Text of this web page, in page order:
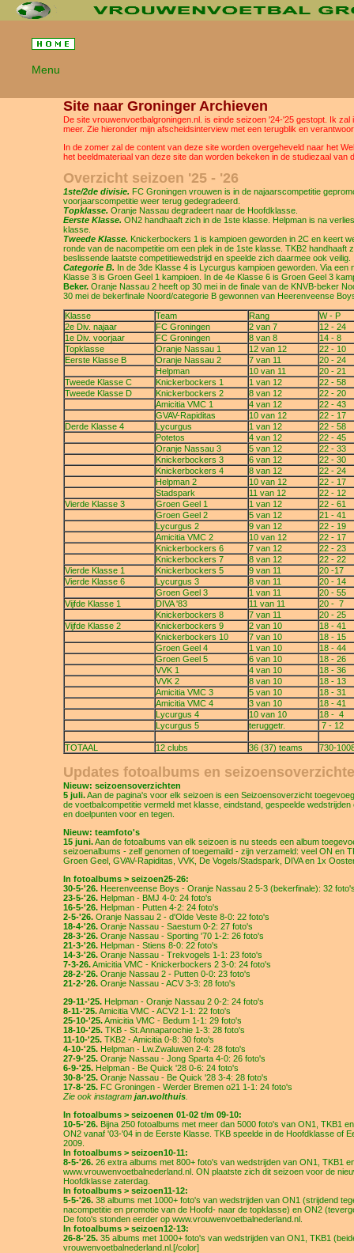
Menu
Site naar Groninger Archieven
De site vrouwenvoetbalgroningen.nl. is einde seizoen '24-'25 gestopt. Ik
meer. Zie hieronder mijn afscheidsinterview met een terugblik en
In de zomer zal de content van deze site worden overgeheveld naar het
het beeldmateriaal van deze site dan worden bekeken in de studiezaal van
Overzicht seizoen '25 - '26
1ste/2de divisie. FC Groningen vrouwen is in de najaarscompetitie
voorjaarscompetitie weer terug gedegradeerd.
Topklasse. Oranje Nassau degradeert naar de Hoofdklasse.
Eerste Klasse. ON2 handhaaft zich in de 1ste klasse. Helpman is na
klasse.
Tweede Klasse. Knickerbockers 1 is kampioen geworden in 2C en keert
ronde van de nacompetitie om een plek in de 1ste klasse. TKB2 handhaaft
beslissende laatste competitiewedstrijd en speelde zich daarmee ook veilig.
Categorie B. In de 3de Klasse 4 is Lycurgus kampioen geworden. Via
Klasse 3 is Groen Geel 1 kampioen. In de 4e Klasse 6 is Groen Geel 3
Beker. Oranje Nassau 2 heeft op 30 mei in de finale van de KNVB-beker
30 mei de bekerfinale Noord/categorie B gewonnen van Heerenveense
Klasse Team Rang
W - P
2e Div. najaar
FC Groningen 2 van 7
12 - 24
1e Div. voorjaar
FC Groningen 8 van 8
14 - 8
Topklasse
Oranje Nassau 1 12 van 12
22 - 10
Eerste Klasse B
Oranje Nassau 2 7 van 11
20 - 24
Helpman
10 van 11
20 - 21
Tweede Klasse C
Knickerbockers 1 1 van 12
22 - 58
Tweede Klasse D
Knickerbockers 2 8 van 12
22 - 20
Amicitia VMC 1
4 van 12
22 - 43
GVAV-Rapiditas
10 van 12
22 - 17
Derde Klasse 4
Lycurgus 1 van 12
22 - 58
Potetos
4 van 12
22 - 45
Oranje Nassau 3
5 van 12
22 - 33
Knickerbockers 3
6 van 12
22 - 30
Knickerbockers 4
8 van 12
22 - 24
Helpman 2
10 van 12
22 - 17
Stadspark
11 van 12
22 - 12
Vierde Klasse 3
Groen Geel 1 1 van 12
22 - 61
Groen Geel 2
5 van 12
21 - 41
Lycurgus 2
9 van 12
22 - 19
Amicitia VMC 2
10 van 12
22 - 17
Knickerbockers 6
7 van 12
22 - 23
Knickerbockers 7
8 van 12
22 - 22
Vierde Klasse 1
Knickerbockers 5 9 van 11
20 -17
Vierde Klasse 6
Lycurgus 3 8 van 11
20 - 14
Groen Geel 3
1 van 11
20 - 55
Vijfde Klasse 1
DIVA '83 11 van 11
20 - 7
Knickerbockers 8
7 van 11
20 - 25
Vijfde Klasse 2
Knickerbockers 9 2 van 10
18 - 41
Knickerbockers 10
7 van 10
18 - 15
Groen Geel 4
1 van 10
18 - 44
Groen Geel 5
6 van 10
18 - 26
VVK 1
4 van 10
18 - 36
VVK 2
8 van 10
18 - 13
Amicitia VMC 3
5 van 10
18 - 31
Amicitia VMC 4
3 van 10
18 - 41
Lycurgus 4
10 van 10
18 - 4
Lycurgus 5
teruggetr. 7 - 12
TOTAAL 12 clubs 36 (37) teams 730-
Updates fotoalbums en
Nieuw: seizoensoverzichten
5 juli.Aan de pagina's voor elk seizoen is een Seizoensoverzicht
de voetbalcompetitie vermeld met klasse, eindstand, gespeelde
en doelpunten voor en tegen.
Nieuw: teamfoto's
15 juni.Aan de fotoalbums van elk seizoen is nu steeds een album
seizoenalbums - zelf genomen of toegemaild - zijn verzameld: veel ON en
Groen Geel, GVAV-Rapiditas, VVK, De Vogels/Stadspark, DIVA en 1x
In fotoalbums > seizoen25-26:
30-5-'26. Heerenveense Boys - Oranje Nassau 2 5-3 (bekerfinale): 32
23-5-'26. Helpman - BMJ 4-0: 24 foto's
16-5-'26. Helpman - Putten 4-2: 24 foto's
2-5-'26. Oranje Nassau 2 - d'Olde Veste 8-0: 22 foto's
18-4-'26. Oranje Nassau - Saestum 0-2: 27 foto's
28-3-'26. Oranje Nassau - Sporting '70 1-2: 26 foto's
21-3-'26. Helpman - Stiens 8-0: 22 foto's
14-3-'26. Oranje Nassau - Trekvogels 1-1: 23 foto's
7-3-26.Amicitia VMC - Knickerbockers 2 3-0: 24 foto's
28-2-'26. Oranje Nassau 2 - Putten 0-0: 23 foto's
21-2-'26. Oranje Nassau - ACV 3-3: 28 foto's
29-11-'25. Helpman - Oranje Nassau 2 0-2: 24 foto's
8-11-'25.Amicitia VMC - ACV2 1-1: 22 foto's
25-10-'25.Amicitia VMC - Bedum 1-1: 29 foto's
18-10-'25. TKB - St.Annaparochie 1-3: 28 foto's
11-10-'25. TKB2 - Amicitia 0-8: 30 foto's
4-10-'25. Helpman - Lw.Zwaluwen 2-4: 28 foto's
27-9-'25. Oranje Nassau - Jong Sparta 4-0: 26 foto's
6-9-'25. Helpman - Be Quick '28 0-6: 24 foto's
30-8-'25. Oranje Nassau - Be Quick '28 3-4: 28 foto's
17-8-'25. FC Groningen - Werder Bremen o21 1-1: 24 foto's
Zie ook instagram jan.wolthuis
In fotoalbums > seizoenen 01-02 t/m 09-10:
10-5-'26. Bijna 250 fotoalbums met meer dan 5000 foto's van ON1, TKB1
ON2 vanaf '03-'04 in de Eerste Klasse. TKB speelde in de Hoofdklasse of
2009.
In fotoalbums > seizoen10-11:
8-5-'26. 26 extra albums met 800+ foto's van wedstrijden van ON1, TKB1
www.vrouwenvoetbalnederland.nl. ON plaatste zich dit seizoen voor de
Hoofdklasse zaterdag.
In fotoalbums > seizoen11-12:
5-5-'26. 38 albums met 1000+ foto's van wedstrijden van ON1 (strijdend
nacompetitie en promotie van de Hoofd- naar de topklasse) en ON2
De foto's stonden eerder op www.vrouwenvoetbalnederland.nl.
In fotoalbums > seizoen12-13:
26-8-'25. 35 albums met 1000+ foto's van wedstrijden van ON1, TKB1
vrouwenvoetbalnederland.nl.[/color]